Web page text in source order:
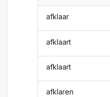
afklaar
afklaart
afklaart
afklaren